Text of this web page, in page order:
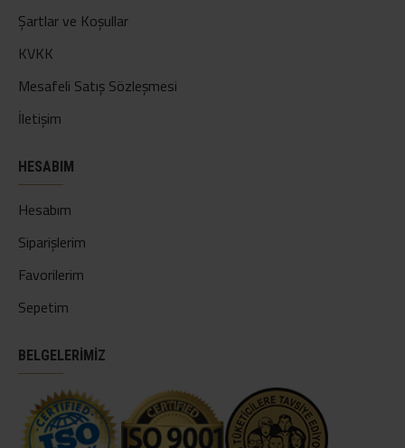
Şartlar ve Koşullar
KVKK
Mesafeli Satış Sözleşmesi
İletişim
HESABIM
Hesabım
Siparişlerim
Favorilerim
Sepetim
BELGELERİMİZ